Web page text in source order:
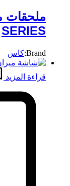
SERIES
Brand: كاس
قراءة المزيد